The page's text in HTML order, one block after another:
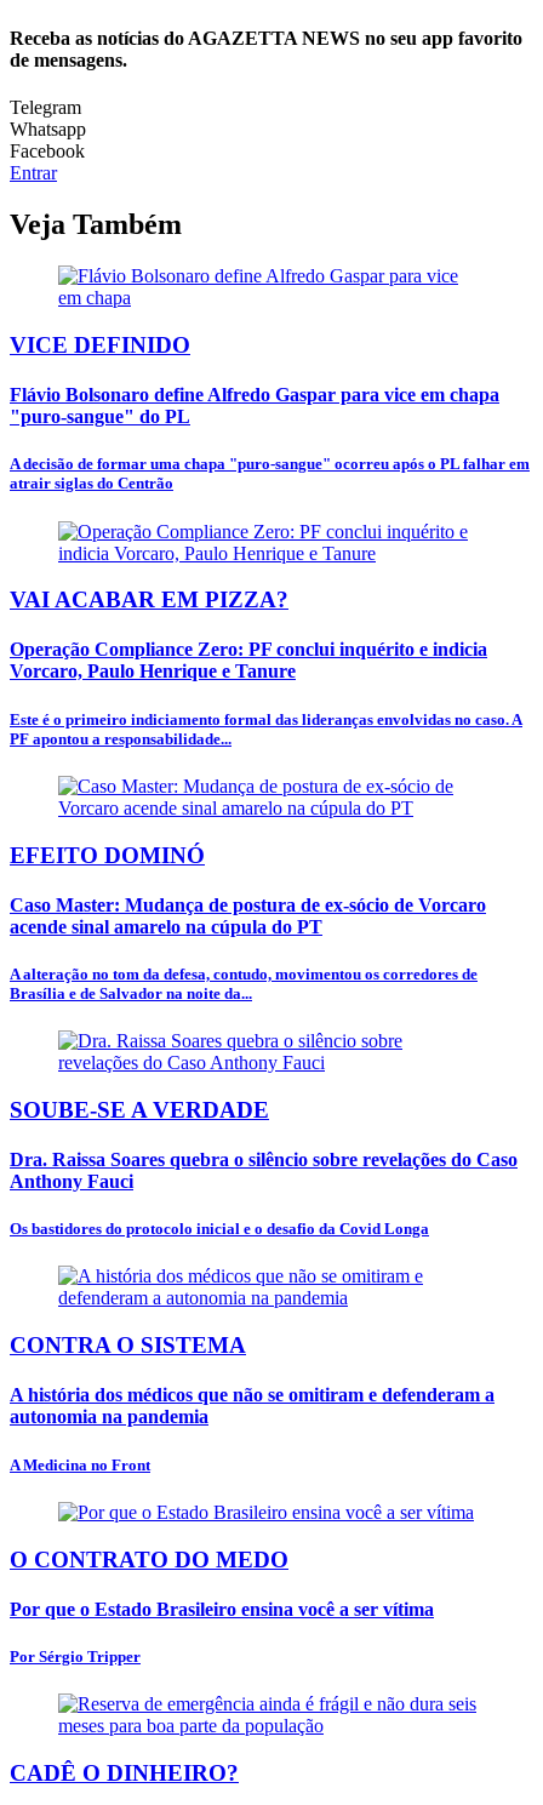
Receba as notícias do AGAZETTA NEWS no seu app favorito
de mensagens.
Telegram
Whatsapp
Facebook
Entrar
Veja Também
VICE DEFINIDO
Flávio Bolsonaro define Alfredo Gaspar para vice em chapa
"puro-sangue" do PL
A decisão de formar uma chapa "puro-sangue" ocorreu após o PL falhar em
atrair siglas do Centrão
VAI ACABAR EM PIZZA?
Operação Compliance Zero: PF conclui inquérito e indicia
Vorcaro, Paulo Henrique e Tanure
Este é o primeiro indiciamento formal das lideranças envolvidas no caso. A
PF apontou a responsabilidade...
EFEITO DOMINÓ
Caso Master: Mudança de postura de ex-sócio de Vorcaro
acende sinal amarelo na cúpula do PT
A alteração no tom da defesa, contudo, movimentou os corredores de
Brasília e de Salvador na noite da...
SOUBE-SE A VERDADE
Dra. Raissa Soares quebra o silêncio sobre revelações do Caso
Anthony Fauci
Os bastidores do protocolo inicial e o desafio da Covid Longa
CONTRA O SISTEMA
A história dos médicos que não se omitiram e defenderam a
autonomia na pandemia
A Medicina no Front
O CONTRATO DO MEDO
Por que o Estado Brasileiro ensina você a ser vítima
Por Sérgio Tripper
CADÊ O DINHEIRO?